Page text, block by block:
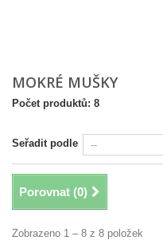
MOKRÉ MUŠKY
Počet produktů: 8
Seřadit podle
Porovnat (0)
Zobrazeno 1 – 8 z 8 položek